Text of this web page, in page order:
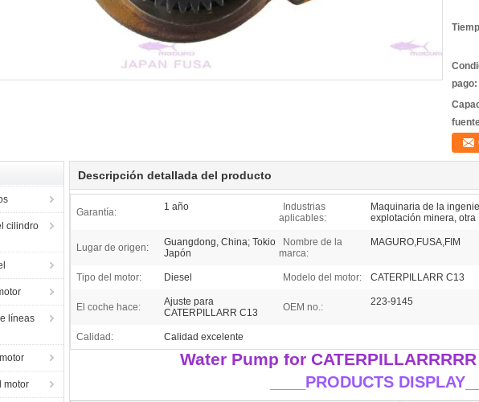
pago:
cilindro
líneas
motor
Descripción detallada del producto
Garantía: 1 año
Industrias
aplicables:
Maquinaria de la
explotación minera, otra
Lugar de origen:
Guangdong, China; Tokio
Japón
Nombre de la
marca:
MAGURO,FUSA,FIM
Tipo del motor: Diesel Modelo del motor: CATERPILLARR C13
El coche hace:
Ajuste para
CATERPILLARR C13
OEM no.: 223-9145
Calidad: Calidad excelente
Water Pump for
PRODUCTS